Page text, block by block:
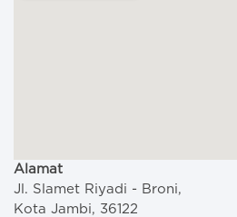
Alamat
Jl. Slamet Riyadi - Broni,
Kota Jambi, 36122